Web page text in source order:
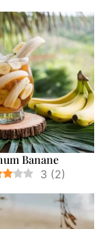
Banane
3 (2)